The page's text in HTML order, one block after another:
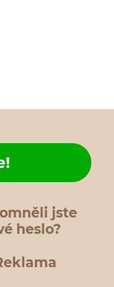
jste
heslo?